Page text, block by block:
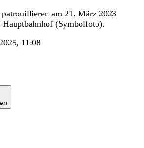
patrouillieren am 21. März 2023
(Symbolfoto).
11:08